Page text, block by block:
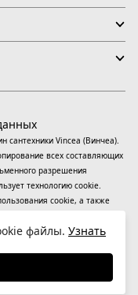
сантехники Vincea (Винчеа).
всех составляющих
разрешения
технологию cookie.
cookie, а также
технологии
и анализа
сети «Интернет»,
файлы. Узнать